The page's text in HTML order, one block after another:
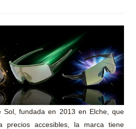
fundada en 2013 en Elche, que
precios accesibles, la marca tiene